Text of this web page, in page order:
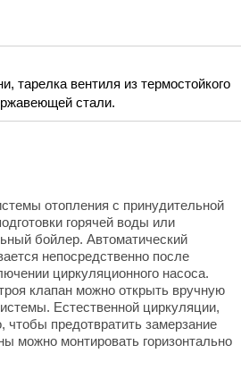
тарелка вентиля из термостойкого
стали.
отопления с принудительной
горячей воды или
бойлер. Автоматический
непосредственно после
циркуляционного насоса.
клапан можно открыть вручную
Естественной циркуляции,
чтобы предотвратить замерзание
можно монтировать горизонтально